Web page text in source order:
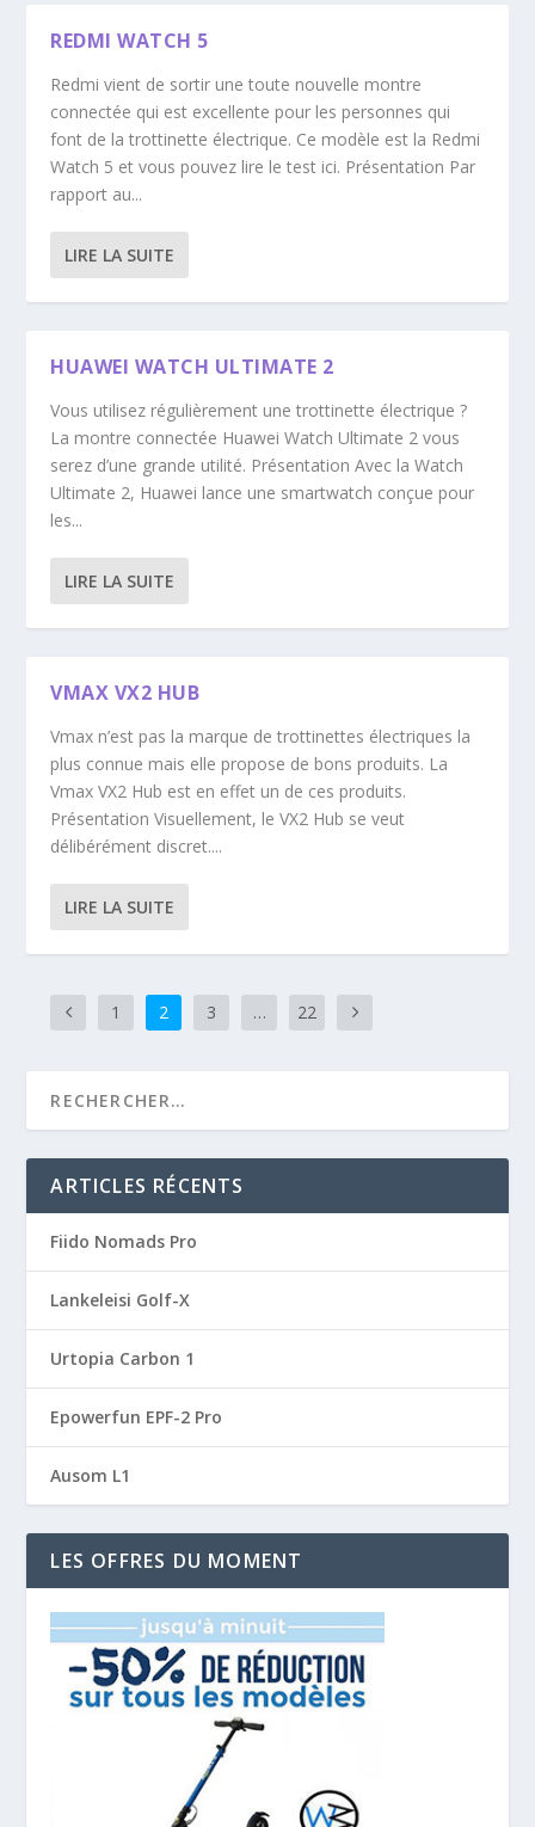
REDMI WATCH 5
Redmi vient de sortir une toute nouvelle montre
connectée qui est excellente pour les personnes qui
font de la trottinette électrique. Ce modèle est la Redmi
Watch 5 et vous pouvez lire le test ici. Présentation Par
rapport au...
LIRE LA SUITE
HUAWEI WATCH ULTIMATE 2
Vous utilisez régulièrement une trottinette électrique ?
La montre connectée Huawei Watch Ultimate 2 vous
serez d’une grande utilité. Présentation Avec la Watch
Ultimate 2, Huawei lance une smartwatch conçue pour
les...
LIRE LA SUITE
VMAX VX2 HUB
Vmax n’est pas la marque de trottinettes électriques la
plus connue mais elle propose de bons produits. La
Vmax VX2 Hub est en effet un de ces produits.
Présentation Visuellement, le VX2 Hub se veut
délibérément discret....
LIRE LA SUITE
1 2 3 … 22
ARTICLES RÉCENTS
Fiido Nomads Pro
Lankeleisi Golf-X
Urtopia Carbon 1
Epowerfun EPF-2 Pro
Ausom L1
LES OFFRES DU MOMENT